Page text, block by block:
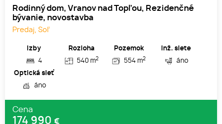
Rodinný dom, Vranov nad Topľou, Rezidenčné
bývanie, novostavba
Predaj, Soľ
Izby
4
Rozloha
540 m2
Pozemok
554 m2
Inž. siete
áno
Optická sieť
áno
Cena
174 990 €